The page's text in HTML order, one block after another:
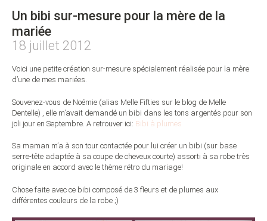
Un bibi sur-mesure pour la mère de la
mariée
18 juillet 2012
Voici une petite création sur-mesure spécialement réalisée pour la mère
d’une de mes mariées.
Souvenez-vous de Noémie (alias Melle Fifties sur le blog de Melle
Dentelle) , elle m’avait demandé un bibi dans les tons argentés pour son
joli jour en Septembre. A retrouver ici: Bibi à plumes
Sa maman m’a à son tour contactée pour lui créer un bibi (sur base
serre-tête adaptée à sa coupe de cheveux courte) assorti à sa robe très
originale en accord avec le thème rétro du mariage!
Chose faite avec ce bibi composé de 3 fleurs et de plumes aux
différentes couleurs de la robe ;)